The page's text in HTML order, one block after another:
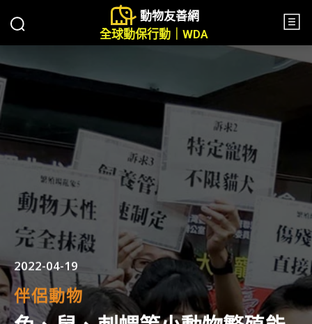
動物友善網
全球動保行動｜WDA
2022-04-19
伴侶動物